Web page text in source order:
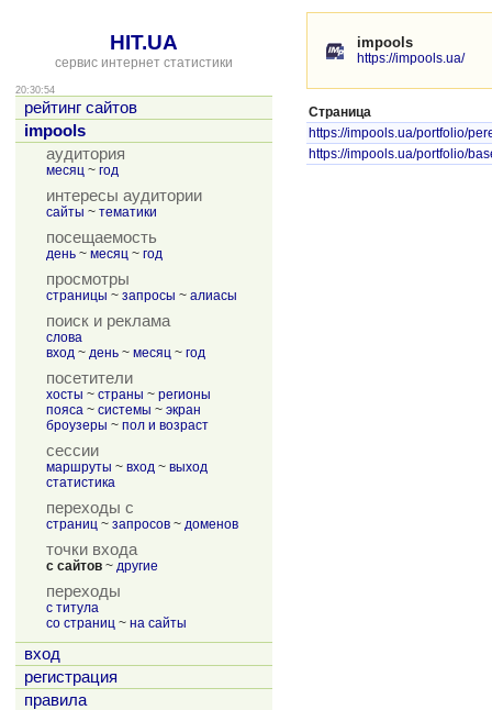
HIT.UA
сервис интернет статистики
20:30:54
рейтинг сайтов
impools
аудитория
месяц ~ год
интересы аудитории
сайты ~ тематики
посещаемость
день ~ месяц ~ год
просмотры
страницы ~ запросы ~ алиасы
поиск и реклама
слова
вход ~ день ~ месяц ~ год
посетители
хосты ~ страны ~ регионы
пояса ~ системы ~ экран
броузеры ~ пол и возраст
сессии
маршруты ~ вход ~ выход
статистика
переходы с
страниц ~ запросов ~ доменов
точки входа
с сайтов ~ другие
переходы
с титула
со страниц ~ на сайты
вход
регистрация
правила
impools
https://impools.ua/
Страница
https://impools.ua/portfolio/
https://impools.ua/portfolio/